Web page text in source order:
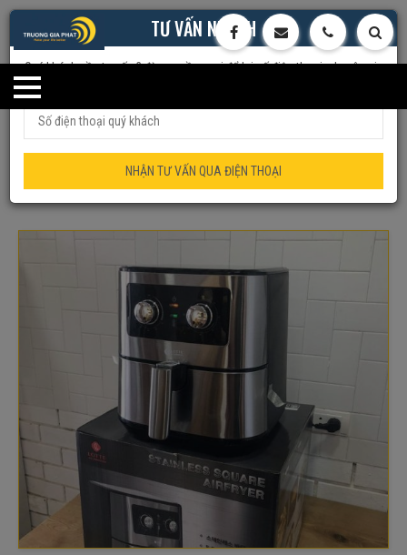
không dầu LOTTE LTS-AF5SM nhập khẩu Hàn Quốc dung tích 5.5L –
nồi chiên không dầu – HÀNG CHÍNH HÃNG
TƯ VẤN NHANH
Quý khách cần tư vấn ? đừng ngần ngại để lại số điện thoại, chuyên gia
NHẬN TƯ VẤN QUA ĐIỆN THOẠI